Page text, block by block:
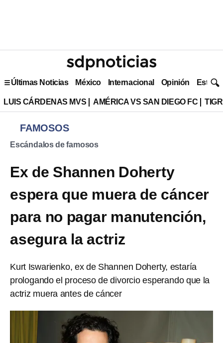
Últimas Noticias México Internacional Opinión Estilo
LUIS CÁRDENAS MVS AMÉRICA VS SAN DIEGO FC
FAMOSOS
Escándalos de famosos
Ex de Shannen Doherty
espera que muera de cáncer
para no pagar manutención,
asegura la actriz
Kurt Iswarienko, ex de Shannen Doherty, estaría
prologando el proceso de divorcio esperando que la
actriz muera antes de cáncer